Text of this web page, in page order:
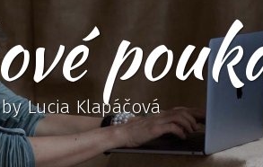
by Lucia Klapáčová